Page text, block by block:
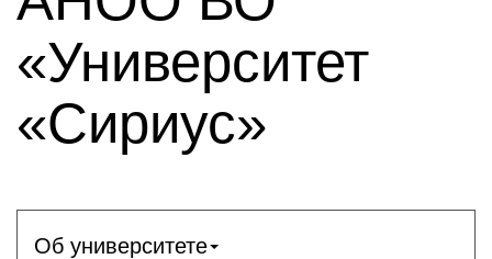
«Университет
«Сириус»
Об университете